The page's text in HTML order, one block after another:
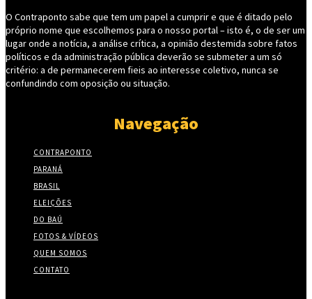
O Contraponto sabe que tem um papel a cumprir e que é ditado pelo
próprio nome que escolhemos para o nosso portal – isto é, o de ser um
lugar onde a notícia, a análise crítica, a opinião destemida sobre fatos
políticos e da administração pública deverão se submeter a um só
critério: a de permanecerem fieis ao interesse coletivo, nunca se
confundindo com oposição ou situação.
Navegação
CONTRAPONTO
PARANÁ
BRASIL
ELEIÇÕES
DO BAÚ
FOTOS & VÍDEOS
QUEM SOMOS
CONTATO